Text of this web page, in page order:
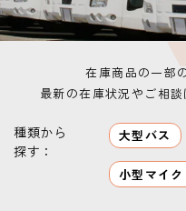
在庫商品の一部
最新の在庫状況やご相
種類から
探す：
大型バス
小型マイ